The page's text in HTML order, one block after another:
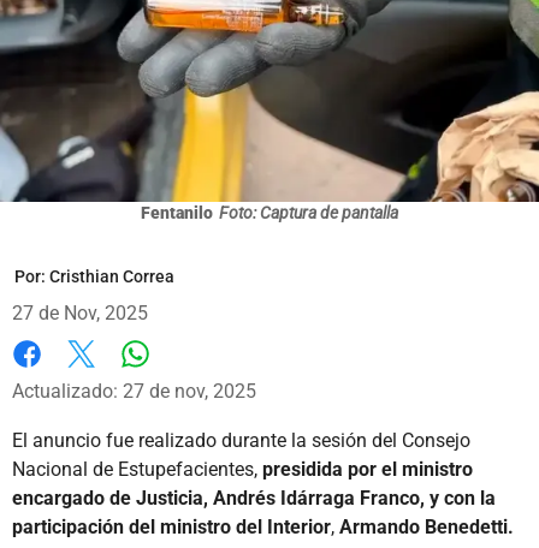
Fentanilo Foto: Captura de pantalla
Por: Cristhian Correa
27 de Nov, 2025
Facebook
X
Actualizado: 27 de nov, 2025
El anuncio fue realizado durante la sesión del Consejo
Nacional de Estupefacientes, presidida por el ministro
encargado de Justicia, Andrés Idárraga Franco, y con la
participación del ministro del Interior, Armando Benedetti.